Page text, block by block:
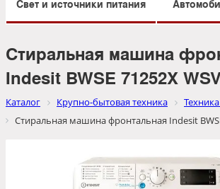
Свет и источники питания
Стиральная машина
Indesit BWSE 71252X
Каталог Крупно-бытовая техника
Стиральная машина фронтальная Indesit